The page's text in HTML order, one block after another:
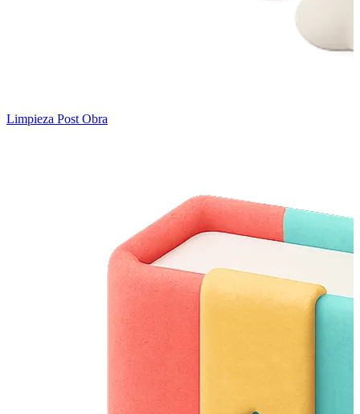
Limpieza Post Obra